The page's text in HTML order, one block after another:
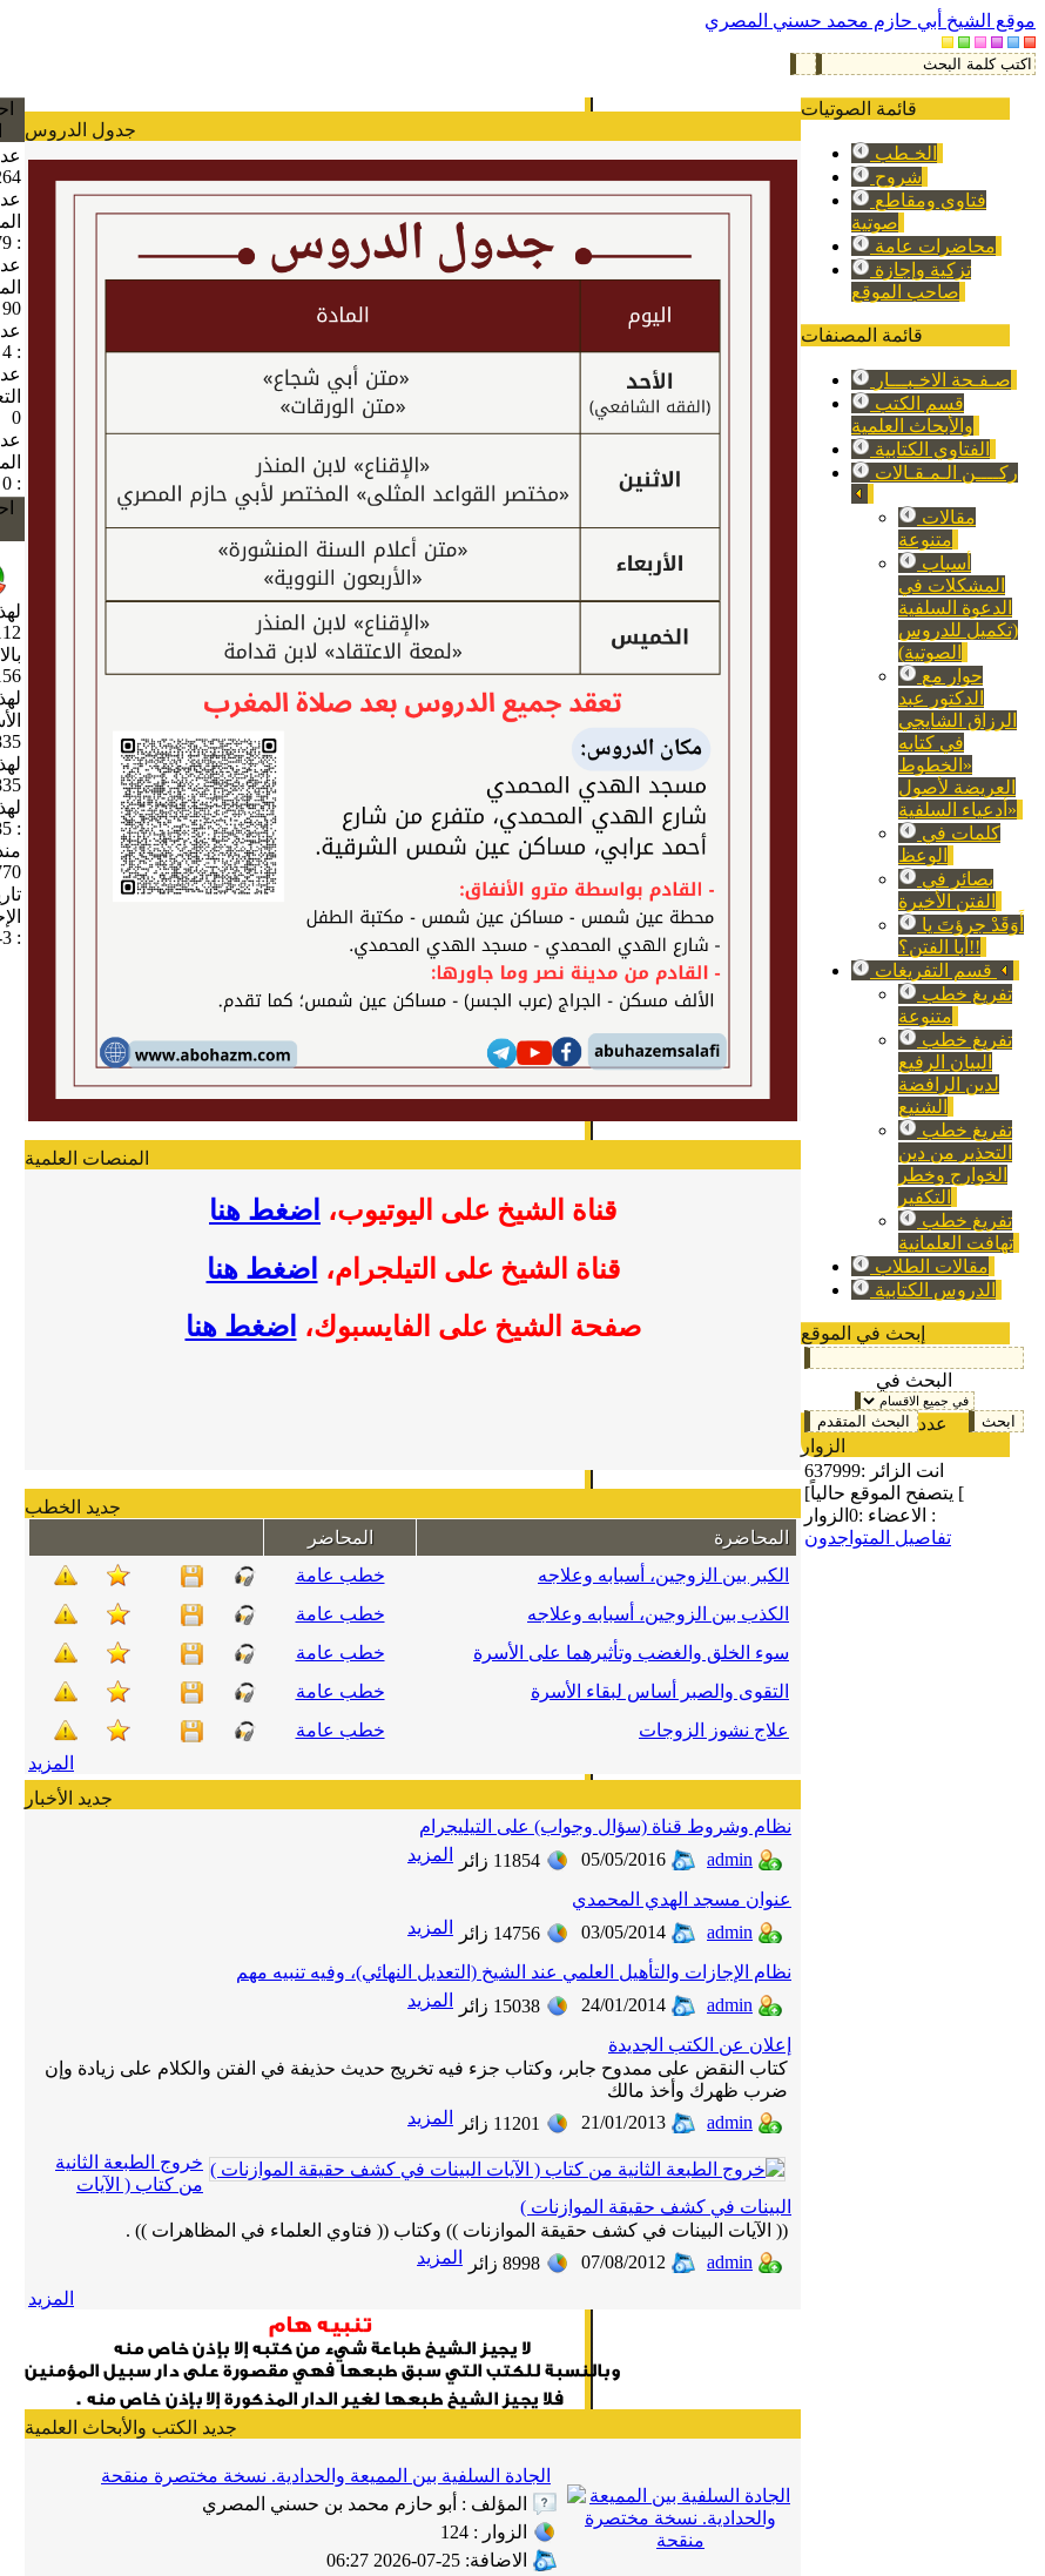
موقع الشيخ أبي حازم محمد حسني المصري
قائمة الصوتيات
الخـطب
شروح
صوتية
محاضرات عامة
صاحب الموقع
قائمة المصنفات
صـفـحة الاخـبـــار
والأبحاث العلمية
الفتاوي الكتابية
ركــــن الـمـقـالات
متنوعة
المشكلات في
الدعوة السلفية
(تكميل للدروس
الصوتية)
الدكتور عبد
الرزاق الشايجي
في كتابه
«الخطوط
العريضة لأصول
أدعياء السلفية»
الوعظ
الفتن الأخيرة
أبا الفتن؟!!
متنوعة
البيان الرفيع
لدين الرافضة
الشنيع
التحذير من دين
الخوارج وخطر
التكفير
تهافت العلمانية
مقالات الطلاب
الدروس الكتابية
إبحث في الموقع
البحث في
عدد
الزوار
انت الزائر :637999
[يتصفح الموقع حالياً [
الاعضاء :0
الزوار :
تفاصيل المتواجدون
:
90
:
4
0
:
0
لهذا
:
:
3-6-2018
جدول الدروس
المنصات العلمية
قناة الشيخ على اليوتيوب، اضغط هنا
قناة الشيخ على التيلجرام، اضغط هنا
صفحة الشيخ على الفايسبوك، اضغط هنا
جديد الخطب
المحاضرة
المحاضر
الكبر بين الزوجين، أسبابه وعلاجه
خطب عامة
الكذب بين الزوجين، أسبابه وعلاجه
خطب عامة
سوء الخلق والغضب وتأثيرهما على الأسرة
خطب عامة
التقوى والصبر أساس لبقاء الأسرة
خطب عامة
علاج نشوز الزوجات
خطب عامة
المزيد
جديد الأخبار
نظام وشروط قناة (سؤال وجواب) على التيليجرام
المزيد
admin
05/05/2016
11854 زائر
عنوان مسجد الهدي المحمدي
المزيد
admin
03/05/2014
14756 زائر
نظام الإجازات والتأهيل العلمي عند الشيخ (التعديل النهائي)، وفيه تنبيه مهم
المزيد
admin
24/01/2014
15038 زائر
إعلان عن الكتب الجديدة
كتاب النقض على ممدوح جابر، وكتاب جزء فيه تخريج حديث حذيفة في الفتن والكلام على زيادة وإن
ضرب ظهرك وأخذ مالك
المزيد
admin
21/01/2013
11201 زائر
خروج الطبعة الثانية
من كتاب ( الآيات
البينات في كشف حقيقة الموازنات )
(( الآيات البينات في كشف حقيقة الموازنات )) وكتاب (( فتاوي العلماء في المظاهرات )) .
المزيد
admin
07/08/2012
8998 زائر
المزيد
جديد الكتب والأبحاث العلمية
الجادة السلفية بين المميعة والحدادية. نسخة مختصرة منقحة
المؤلف : أبو حازم محمد بن حسني المصري
الزوار : 124
الاضافة: 25-07-2026 06:27